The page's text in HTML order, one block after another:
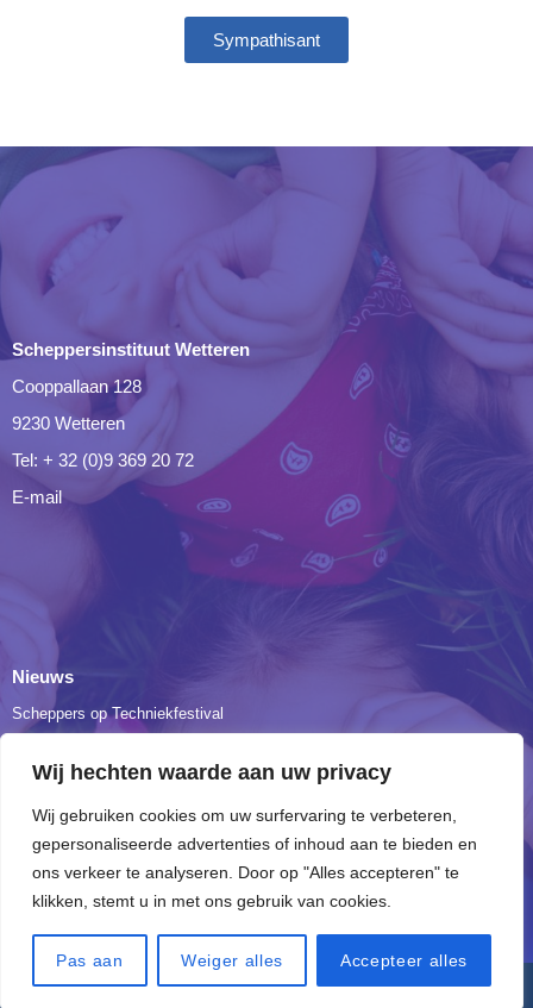
Wij hechten waarde aan uw privacy
Wij gebruiken cookies om uw surfervaring te verbeteren,
gepersonaliseerde advertenties of inhoud aan te bieden en
ons verkeer te analyseren. Door op "Alles accepteren" te
klikken, stemt u in met ons gebruik van cookies.
Pas aan Weiger alles Accepteer alles
Sympathisant
Scheppersinstituut Wetteren
Cooppallaan 128
9230 Wetteren
Tel: + 32 (0)9 369 20 72
E-mail
Nieuws
Scheppers op Techniekfestival
Dag 3: verplaatsing naar The Ranch
Een vleugje geschiedenis…